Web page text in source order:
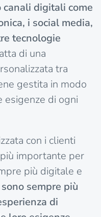
digitali come
i social media,
tecnologie
di una
tra
gestita in modo
esigenze di ogni
con i clienti
importante per
più digitale e
sempre più
di